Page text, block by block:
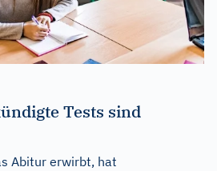
Tests sind
Abitur erwirbt, hat